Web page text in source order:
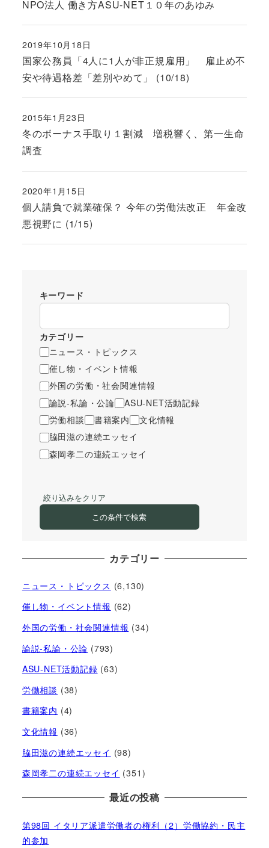
NPO法人 働き方ASU-NET１０年のあゆみ
国家公務員「4人に1人が非正規雇用」 雇止め不
安や待遇格差「差別やめて」 (10/18)
投稿日
2019年10月18日
冬のボーナス手取り１割減 増税響く、第一生命
調査
投稿日
2015年1月23日
個人請負で就業確保？ 今年の労働法改正 年金改
悪視野に (1/15)
投稿日
2020年1月15日
キーワード
カテゴリー
ニュース・トピックス
催し物・イベント情報
外国の労働・社会関連情報
論説-私論・公論
ASU-NET活動記録
労働相談
書籍案内
文化情報
脇田滋の連続エッセイ
森岡孝二の連続エッセイ
絞り込みをクリア
この条件で検索
カテゴリー
ニュース・トピックス (6,130)
催し物・イベント情報 (62)
外国の労働・社会関連情報 (34)
論説-私論・公論 (793)
ASU-NET活動記録 (63)
労働相談 (38)
書籍案内 (4)
文化情報 (36)
脇田滋の連続エッセイ (98)
森岡孝二の連続エッセイ (351)
最近の投稿
第98回 イタリア派遣労働者の権利（2）労働協約・民主
的参加